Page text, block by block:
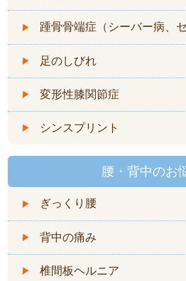
踵骨骨端症（シーバー病、
足のしびれ
変形性膝関節症
シンスプリント
腰・背中のお
ぎっくり腰
背中の痛み
椎間板ヘルニア